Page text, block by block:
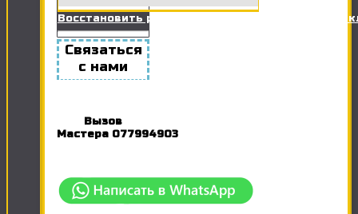
Восстановить работоспособность Розетки /
Связаться
с нами
Вызов
Мастера 077994903